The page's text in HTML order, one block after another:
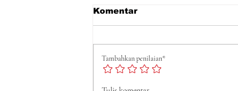
Komentar
Tambahkan penilaian*